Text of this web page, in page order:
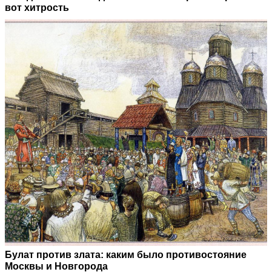
вот хитрость
Булат против злата: каким было противостояние
Москвы и Новгорода